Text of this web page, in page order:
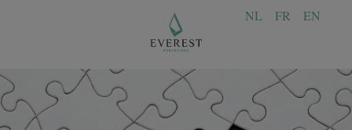
NL FR EN